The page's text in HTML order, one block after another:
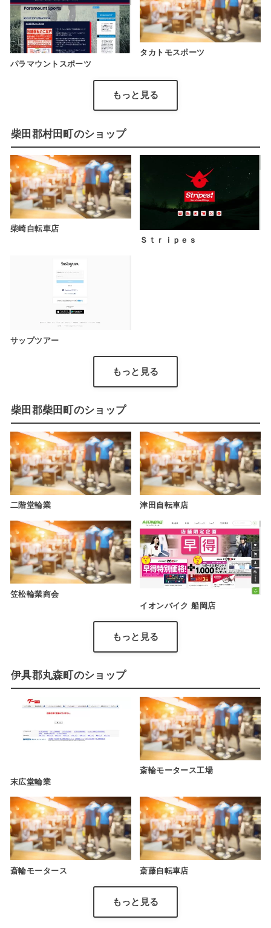
パラマウントスポーツ
タカトモスポーツ
もっと見る
柴田郡村田町のショップ
柴崎自転車店
Ｓｔｒｉｐｅｓ
サップツアー
もっと見る
柴田郡柴田町のショップ
二階堂輪業 津田自転車店
笠松輪業商会
イオンバイク 船岡店
もっと見る
伊具郡丸森町のショップ
末広堂輪業
斎輪モータース工場
斎輪モータース 斎藤自転車店
もっと見る